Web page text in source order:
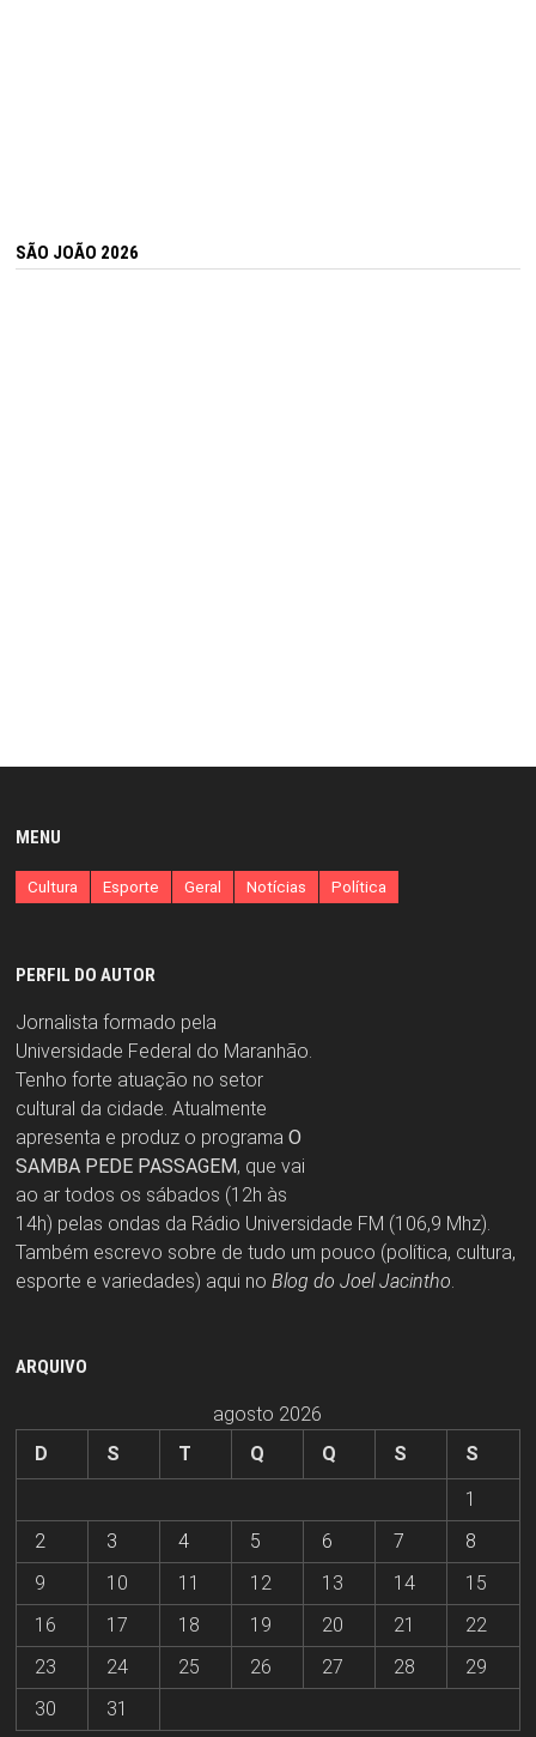
SÃO JOÃO 2026
MENU
Cultura Esporte Geral Notícias Política
PERFIL DO AUTOR
Jornalista formado pela
Universidade Federal do Maranhão.
Tenho forte atuação no setor
cultural da cidade. Atualmente
apresenta e produz o programa O
SAMBA PEDE PASSAGEM, que vai
ao ar todos os sábados (12h às
14h) pelas ondas da Rádio Universidade FM (106,9 Mhz).
Também escrevo sobre de tudo um pouco (política, cultura,
esporte e variedades) aqui no Blog do Joel Jacintho.
ARQUIVO
agosto 2026
D
S T Q Q S
S
1
2
3 4 5 6 7
8
9
10 11 12 13 14
15
16
17 18 19 20 21
22
23
24 25 26 27 28
29
30
31